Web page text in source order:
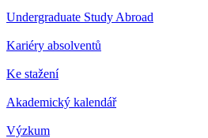
Undergraduate Study Abroad
Kariéry absolventů
Ke stažení
Akademický kalendář
Výzkum